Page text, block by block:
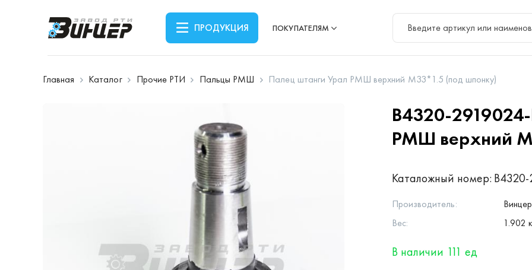
ПРОДУКЦИЯ ПОКУПАТЕЛЯМ
Главная Каталог Прочие РТИ Пальцы РМШ Палец штанги Урал РМШ верхний М33*1.5 (под шпонку)
В4320-
РМШ верхний
Каталожный номер: В4320-
Производитель:
Винцер
Вес:
1.902
В наличии 111 ед